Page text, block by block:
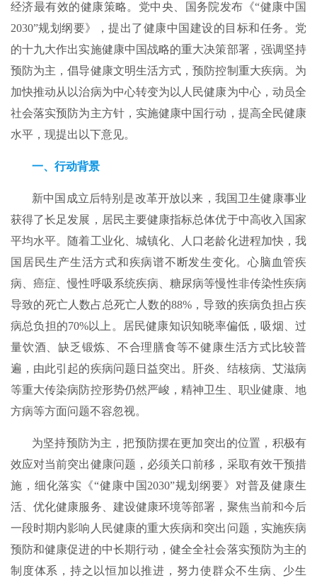
经济最有效的健康策略。党中央、国务院发布《“健康中国
2030”规划纲要》，提出了健康中国建设的目标和任务。党
的十九大作出实施健康中国战略的重大决策部署，强调坚持
预防为主，倡导健康文明生活方式，预防控制重大疾病。为
加快推动从以治病为中心转变为以人民健康为中心，动员全
社会落实预防为主方针，实施健康中国行动，提高全民健康
水平，现提出以下意见。
一、行动背景
新中国成立后特别是改革开放以来，我国卫生健康事业
获得了长足发展，居民主要健康指标总体优于中高收入国家
平均水平。随着工业化、城镇化、人口老龄化进程加快，我
国居民生产生活方式和疾病谱不断发生变化。心脑血管疾
病、癌症、慢性呼吸系统疾病、糖尿病等慢性非传染性疾病
导致的死亡人数占总死亡人数的88%，导致的疾病负担占疾
病总负担的70%以上。居民健康知识知晓率偏低，吸烟、过
量饮酒、缺乏锻炼、不合理膳食等不健康生活方式比较普
遍，由此引起的疾病问题日益突出。肝炎、结核病、艾滋病
等重大传染病防控形势仍然严峻，精神卫生、职业健康、地
方病等方面问题不容忽视。
为坚持预防为主，把预防摆在更加突出的位置，积极有
效应对当前突出健康问题，必须关口前移，采取有效干预措
施，细化落实《“健康中国2030”规划纲要》对普及健康生
活、优化健康服务、建设健康环境等部署，聚焦当前和今后
一段时期内影响人民健康的重大疾病和突出问题，实施疾病
预防和健康促进的中长期行动，健全全社会落实预防为主的
制度体系，持之以恒加以推进，努力使群众不生病、少生